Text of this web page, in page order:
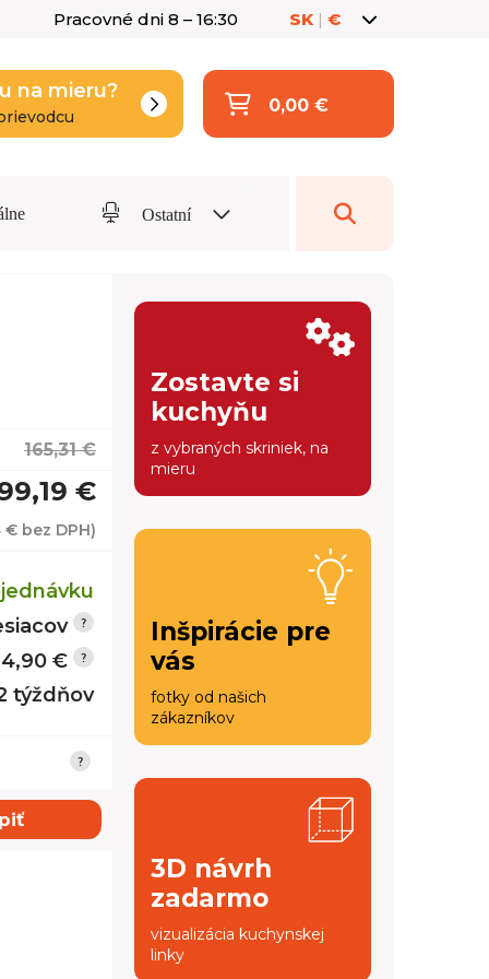
Pracovné dni 8 – 16:30 SK | €
na mieru?
0,00 €
Ostatní
165,31 €
€
€ bez DPH)
€
týždňov
Zostavte si
kuchyňu
z vybraných skriniek, na
mieru
Inšpirácie pre
vás
fotky od našich
zákazníkov
3D návrh
zadarmo
vizualizácia kuchynskej
linky